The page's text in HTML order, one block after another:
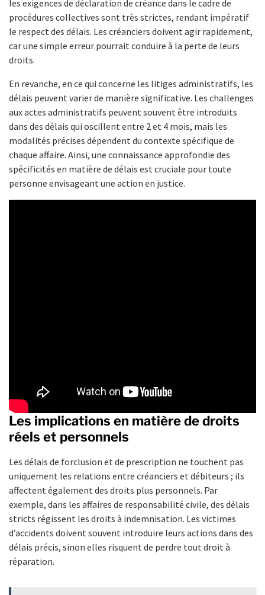
les exigences de déclaration de créance dans le cadre de
procédures collectives sont très strictes, rendant impératif
le respect des délais. Les créanciers doivent agir rapidement,
car une simple erreur pourrait conduire à la perte de leurs
droits.
En revanche, en ce qui concerne les litiges administratifs, les
délais peuvent varier de manière significative. Les challenges
aux actes administratifs peuvent souvent être introduits
dans des délais qui oscillent entre 2 et 4 mois, mais les
modalités précises dépendent du contexte spécifique de
chaque affaire. Ainsi, une connaissance approfondie des
spécificités en matière de délais est cruciale pour toute
personne envisageant une action en justice.
Les implications en matière de droits
réels et personnels
Les délais de forclusion et de prescription ne touchent pas
uniquement les relations entre créanciers et débiteurs ; ils
affectent également des droits plus personnels. Par
exemple, dans les affaires de responsabilité civile, des délais
stricts régissent les droits à indemnisation. Les victimes
d’accidents doivent souvent introduire leurs actions dans des
délais précis, sinon elles risquent de perdre tout droit à
réparation.